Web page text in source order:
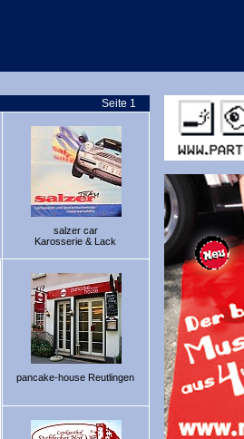
Seite 1
salzer car
Karosserie & Lack
pancake-house Reutlingen